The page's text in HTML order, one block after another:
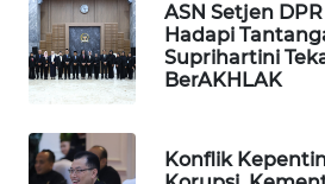
ASN Setjen
Hadapi
Suprihartini
BerAKHLAK
Konflik
MASYARAKAT
KELISTRIKAN
WALINKI
ID